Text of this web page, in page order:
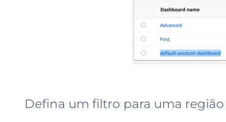
Defina um filtro para uma